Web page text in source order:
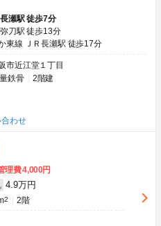
瀬駅 徒歩7分
刀駅 徒歩13分
東線 ＪＲ長瀬駅 徒歩17分
市近江堂１丁目
鉄骨 2階建
わせ
理費4,000円
4.9万円
2 2階